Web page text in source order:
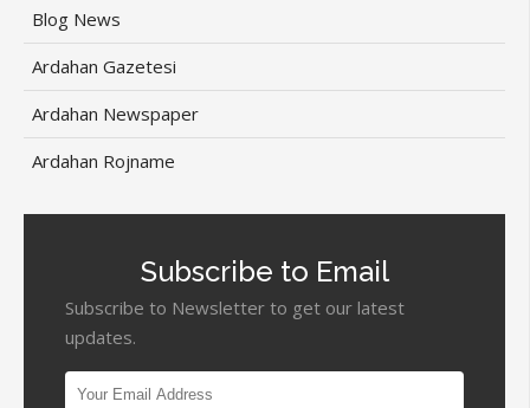
Blog News
Ardahan Gazetesi
Ardahan Newspaper
Ardahan Rojname
Subscribe to Email
Subscribe to Newsletter to get our latest
updates.